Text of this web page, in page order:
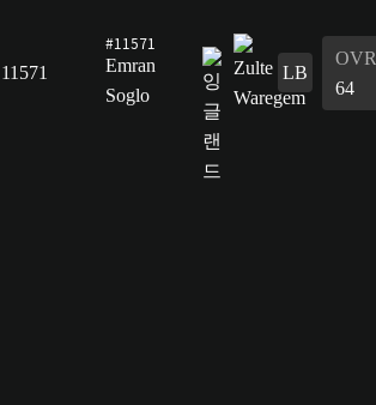
11571
#11571
Emran
Soglo
LB
OVR
64